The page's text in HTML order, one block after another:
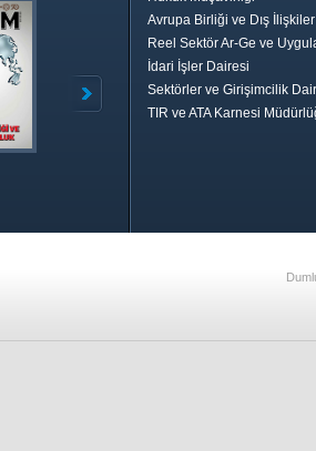
Avrupa Birliği ve Dış
Reel Sektör Ar-Ge ve
İdari İşler Dairesi
Sektörler ve Girişimcilik
TIR ve ATA Karnesi